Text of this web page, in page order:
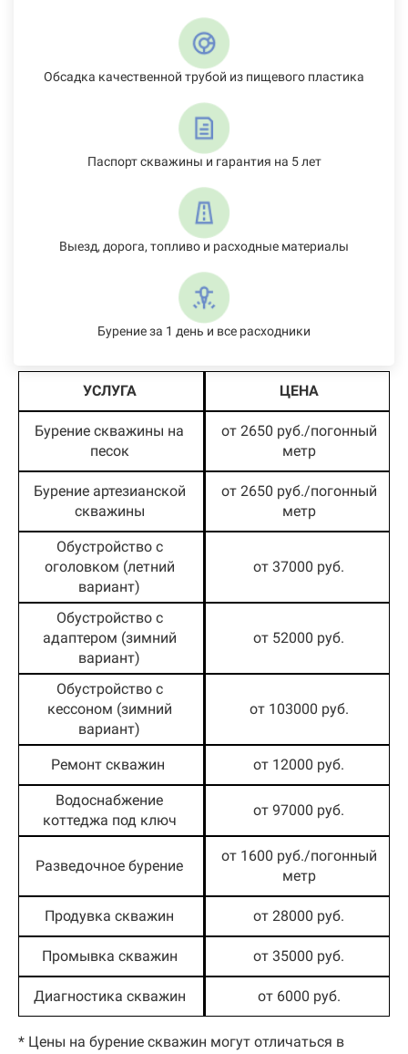
Обсадка качественной трубой из пищевого пластика
Паспорт скважины и гарантия на 5 лет
Выезд, дорога, топливо и расходные материалы
Бурение за 1 день и все расходники
УСЛУГА ЦЕНА
Бурение скважины на
песок
от 2650 руб./погонный
метр
Бурение артезианской
скважины
от 2650 руб./погонный
метр
Обустройство с
оголовком (летний
вариант)
от 37000 руб.
Обустройство с
адаптером (зимний
вариант)
от 52000 руб.
Обустройство с
кессоном (зимний
вариант)
от 103000 руб.
Ремонт скважин от 12000 руб.
Водоснабжение
коттеджа под ключ
от 97000 руб.
Разведочное бурение
от 1600 руб./погонный
метр
Продувка скважин от 28000 руб.
Промывка скважин от 35000 руб.
Диагностика скважин от 6000 руб.
* Цены на бурение скважин могут отличаться в